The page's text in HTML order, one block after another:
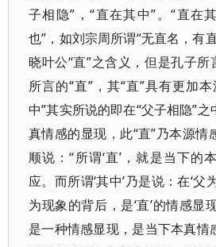
子相隐”，“直在其中”。“直在
也”，如刘宗周所谓“无直名，有
晓叶公“直”之含义，但是孔子所
所言的“直”，其“直”具有更加
中”其实所说的即在“父子相隐”
真情感的显现，此“直”乃本源情
顺说：“所谓‘直’，就是当下的
应。而所谓‘其中’乃是说：在‘父
为现象的背后，是‘直’的情感显
是一种情感显现，是当下本真情